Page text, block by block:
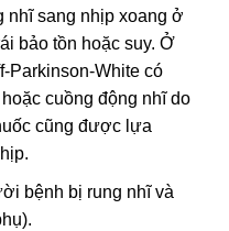
nhĩ sang nhịp xoang ở
bảo tồn hoặc suy. Ở
Parkinson-White có
cuồng động nhĩ do
cũng được lựa
bệnh bị rung nhĩ và